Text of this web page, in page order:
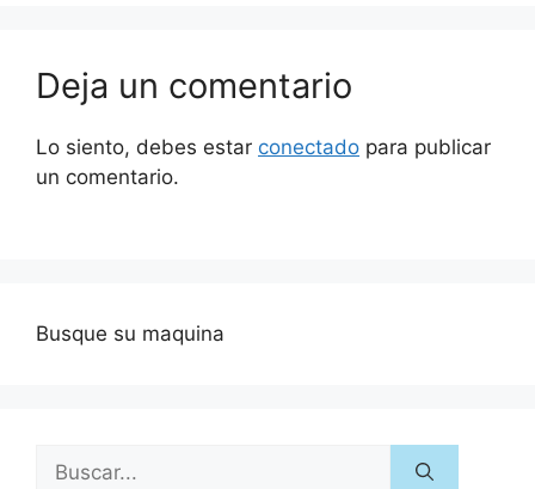
Deja un comentario
Lo siento, debes estar conectado para publicar
un comentario.
Busque su maquina